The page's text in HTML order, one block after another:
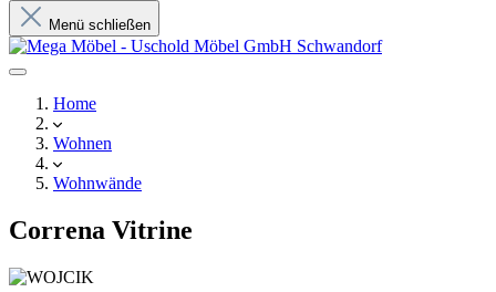
Menü schließen
Home
Wohnen
Wohnwände
Correna Vitrine